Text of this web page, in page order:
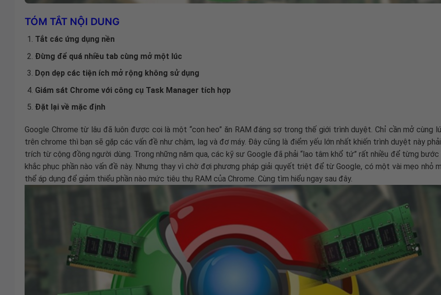
TÓM TẮT NỘI DUNG
Tắt các ứng dụng nền
Đừng để quá nhiều tab cùng mở một lúc
Dọn dẹp các tiện ích mở rộng không sử dụng
Giám sát Chrome với công cụ Task Manager tích hợp
Đặt lại về mặc định
Google Chrome từ lâu đã luôn được coi là một “con heo” ăn RAM đáng sợ trong thế giới trình duyệt. Chỉ cần mở cùng
trên chrome thì bạn sẽ gặp các vấn đề như chậm, lag và đơ máy. Đây cũng là điểm yếu lớn nhất khiến trình duyệt này
trích từ cộng đồng người dùng. Trong những năm qua, các kỹ sư Google đã phải “lao tâm khổ tứ” rất nhiều để từng
khắc phục phần nào vấn đề này. Nhưng thay vì chờ đợi phương pháp giải quyết triệt để từ Google, có một vài mẹo nhỏ
thể áp dụng để giảm thiểu phần nào mức tiêu thụ RAM của Chrome. Cùng tìm hiểu ngay sau đây.